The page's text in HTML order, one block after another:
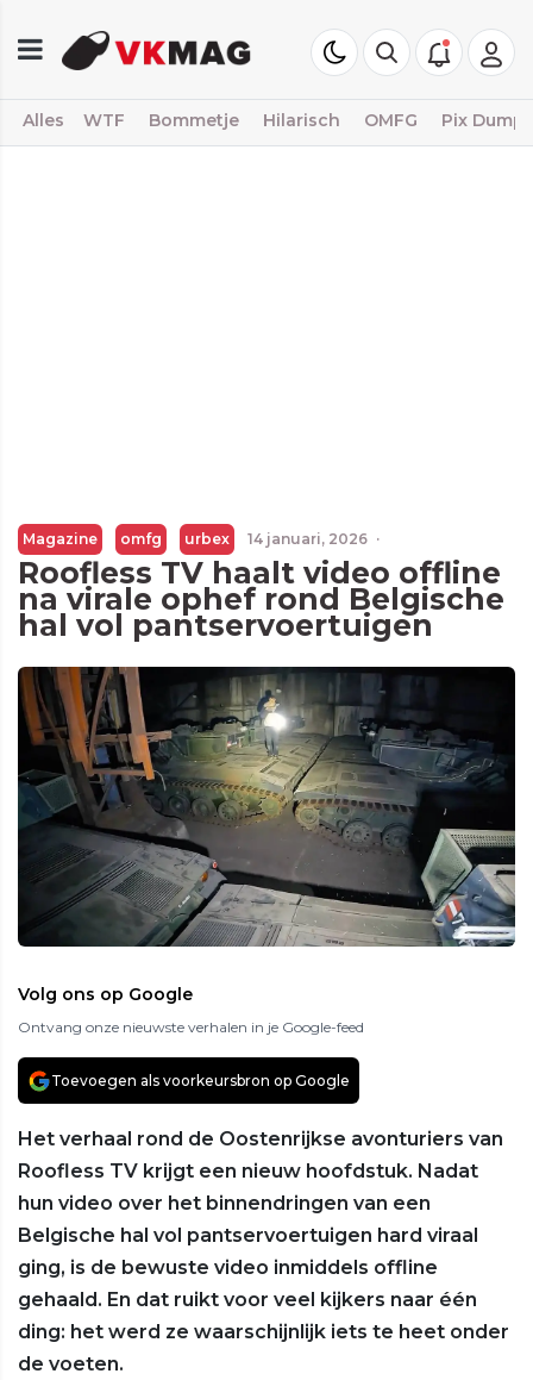
Alles WTF Bommetje Hilarisch OMFG Pix Dump
Magazine omfg urbex 14 januari, 2026 ·
Roofless TV haalt video offline
na virale ophef rond Belgische
hal vol pantservoertuigen
Volg ons op Google
Ontvang onze nieuwste verhalen in je Google-feed
Toevoegen als voorkeursbron op Google
Het verhaal rond de Oostenrijkse avonturiers van
Roofless TV krijgt een nieuw hoofdstuk. Nadat
hun video over het binnendringen van een
Belgische hal vol pantservoertuigen hard viraal
ging, is de bewuste video inmiddels offline
gehaald. En dat ruikt voor veel kijkers naar één
ding: het werd ze waarschijnlijk iets te heet onder
de voeten.